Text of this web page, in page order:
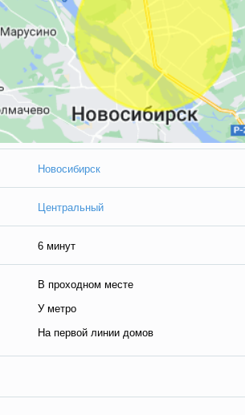
Новосибирск
Центральный
6 минут
В проходном месте
У метро
На первой линии домов